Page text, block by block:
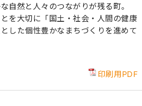
自然と人々のつながりが残る町。
とを大切に「国土・社会・人間の健康
した個性豊かなまちづくりを進めて
印刷用PDF